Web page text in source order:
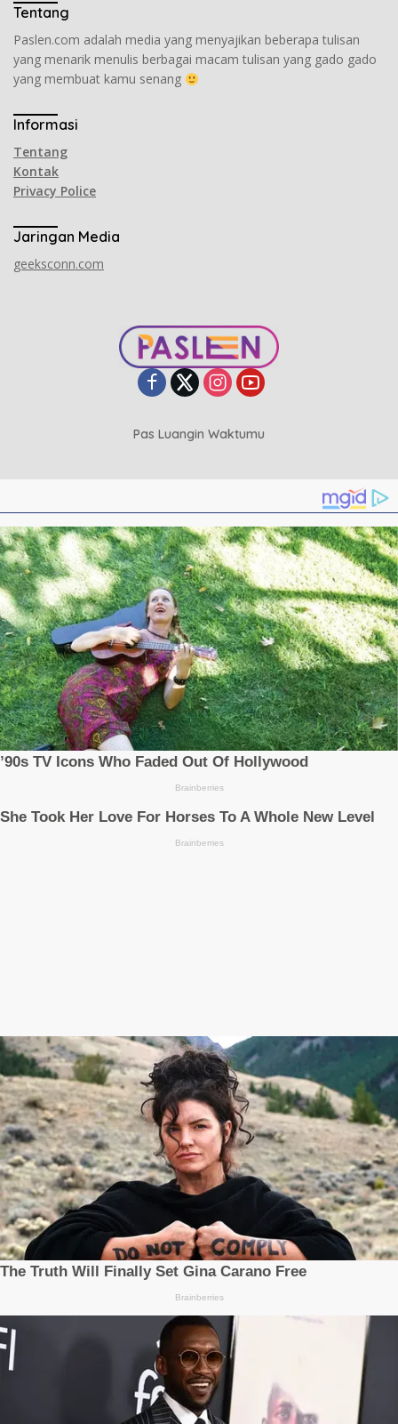
Tentang
Paslen.com adalah media yang menyajikan beberapa tulisan
yang menarik menulis berbagai macam tulisan yang gado gado
yang membuat kamu senang
Informasi
Tentang
Kontak
Privacy Police
Jaringan Media
geeksconn.com
Pas Luangin Waktumu